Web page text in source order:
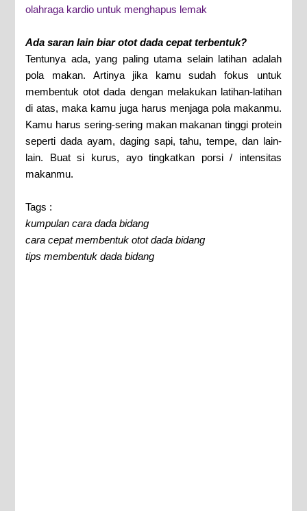
olahraga kardio untuk menghapus lemak
Ada saran lain biar otot dada cepat terbentuk?
Tentunya ada, yang paling utama selain latihan adalah
pola makan. Artinya jika kamu sudah fokus untuk
membentuk otot dada dengan melakukan latihan-latihan
di atas, maka kamu juga harus menjaga pola makanmu.
Kamu harus sering-sering makan makanan tinggi protein
seperti dada ayam, daging sapi, tahu, tempe, dan lain-
lain. Buat si kurus, ayo tingkatkan porsi / intensitas
makanmu.
Tags :
kumpulan cara dada bidang
cara cepat membentuk otot dada bidang
tips membentuk dada bidang